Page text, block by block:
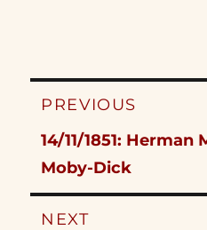
Post
PREVIOUS
Previous
post:
14/11/1851:
Moby-Dick
NEXT